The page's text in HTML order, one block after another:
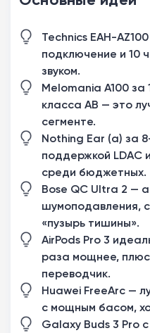
Technics EAH-
подключение и 10
звуком.
Melomania A100 за
класса AB — это
сегменте.
Nothing Ear (a) за
поддержкой LDAC
среди бюджетных.
Bose QC Ultra 2 —
шумоподавления,
«пузырь тишины».
AirPods Pro 3
раза мощнее, плюс
переводчик.
Huawei FreeArc —
с мощным басом,
Galaxy Buds 3 Pro